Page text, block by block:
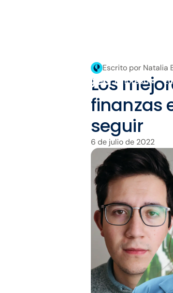
Empresa
Escrito por Natalia
Los
finanzas
seguir
6 de julio de 2022